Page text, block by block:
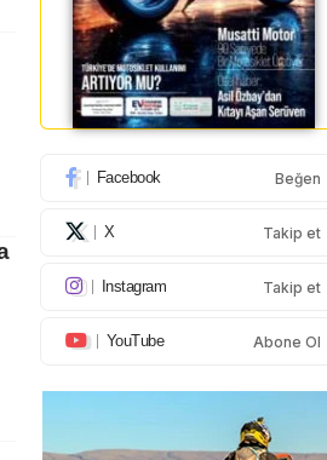
Facebook Beğen
X Takip et
Instagram Takip et
YouTube Abone Ol